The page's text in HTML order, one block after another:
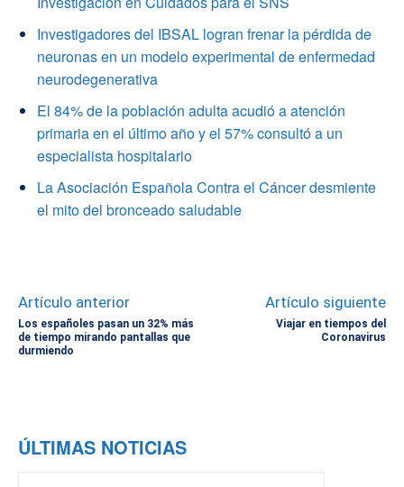
Investigadores del IBSAL logran frenar la pérdida de
neuronas en un modelo experimental de enfermedad
neurodegenerativa
El 84% de la población adulta acudió a atención
primaria en el último año y el 57% consultó a un
especialista hospitalario
La Asociación Española Contra el Cáncer desmiente
el mito del bronceado saludable
Artículo anterior
Los españoles pasan un 32% más
de tiempo mirando pantallas que
durmiendo
Artículo siguiente
Viajar en tiempos del
Coronavirus
ÚLTIMAS NOTICIAS